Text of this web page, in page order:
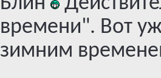
времени". Вот
зимним